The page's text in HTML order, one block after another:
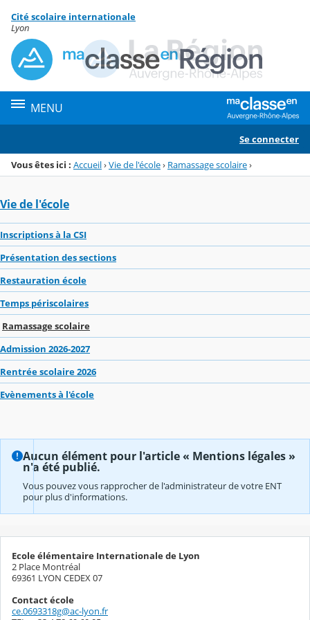
Menu de la rubrique
Contenu
Cité scolaire internationale
Lyon
MENU
Se connecter
Vous êtes ici : Accueil›Vie de l'école› Ramassage scolaire›
Vie de l'école
Inscriptions à la CSI
Présentation des sections
Restauration école
Temps périscolaires
Ramassage scolaire
Admission 2026-2027
Rentrée scolaire 2026
Evènements à l'école
Aucun élément pour l'article « Mentions légales »
n'a été publié.
Vous pouvez vous rapprocher de l'administrateur de votre ENT
pour plus d'informations.
Ecole élémentaire Internationale de Lyon
2 Place Montréal
69361 LYON CEDEX 07
Contact école
ce.0693318g@ac-lyon.fr